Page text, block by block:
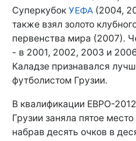
Суперкубок УЕФА (2004,
также взял золото
первенства мира (2007).
- в 2001, 2002, 2003 и
Каладзе признавался
футболистом Грузии.
В квалификации ЕВРО-
Грузии заняла пятое место
набрав десять очков в